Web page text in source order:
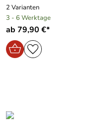
2 Varianten
3 - 6 Werktage
ab 79,90 €*